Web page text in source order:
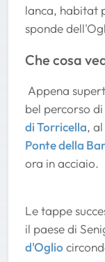
lanca, habitat
sponde
Che cosa
Appena
bel percorso
di Torricella, al
Ponte della
ora in acciaio.
Le tappe
il paese di
d'Oglio